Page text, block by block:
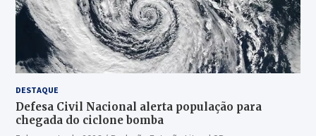
DESTAQUE
Defesa Civil Nacional alerta população para
chegada do ciclone bomba